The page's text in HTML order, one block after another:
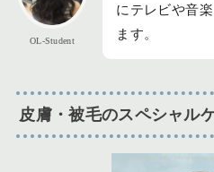
OL-Student
にテレビや音
ます。
皮膚・被毛のスペシャル